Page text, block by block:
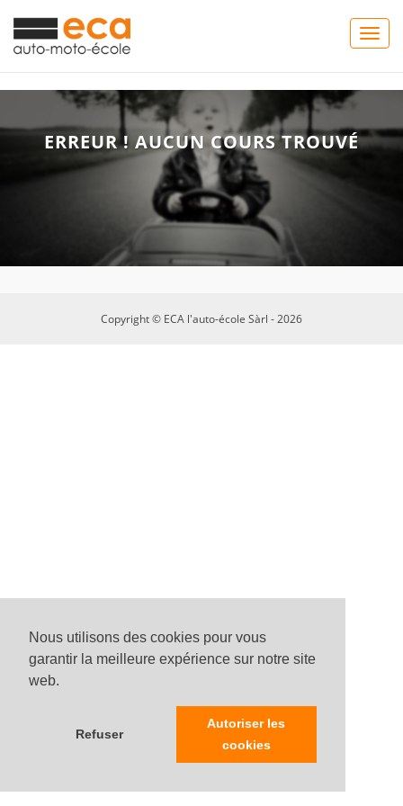
Nous utilisons des cookies pour vous
garantir la meilleure expérience sur notre site
web.
Refuser
Autoriser les
cookies
ERREUR ! AUCUN COURS TROUVÉ
Copyright © ECA l'auto-école Sàrl - 2026